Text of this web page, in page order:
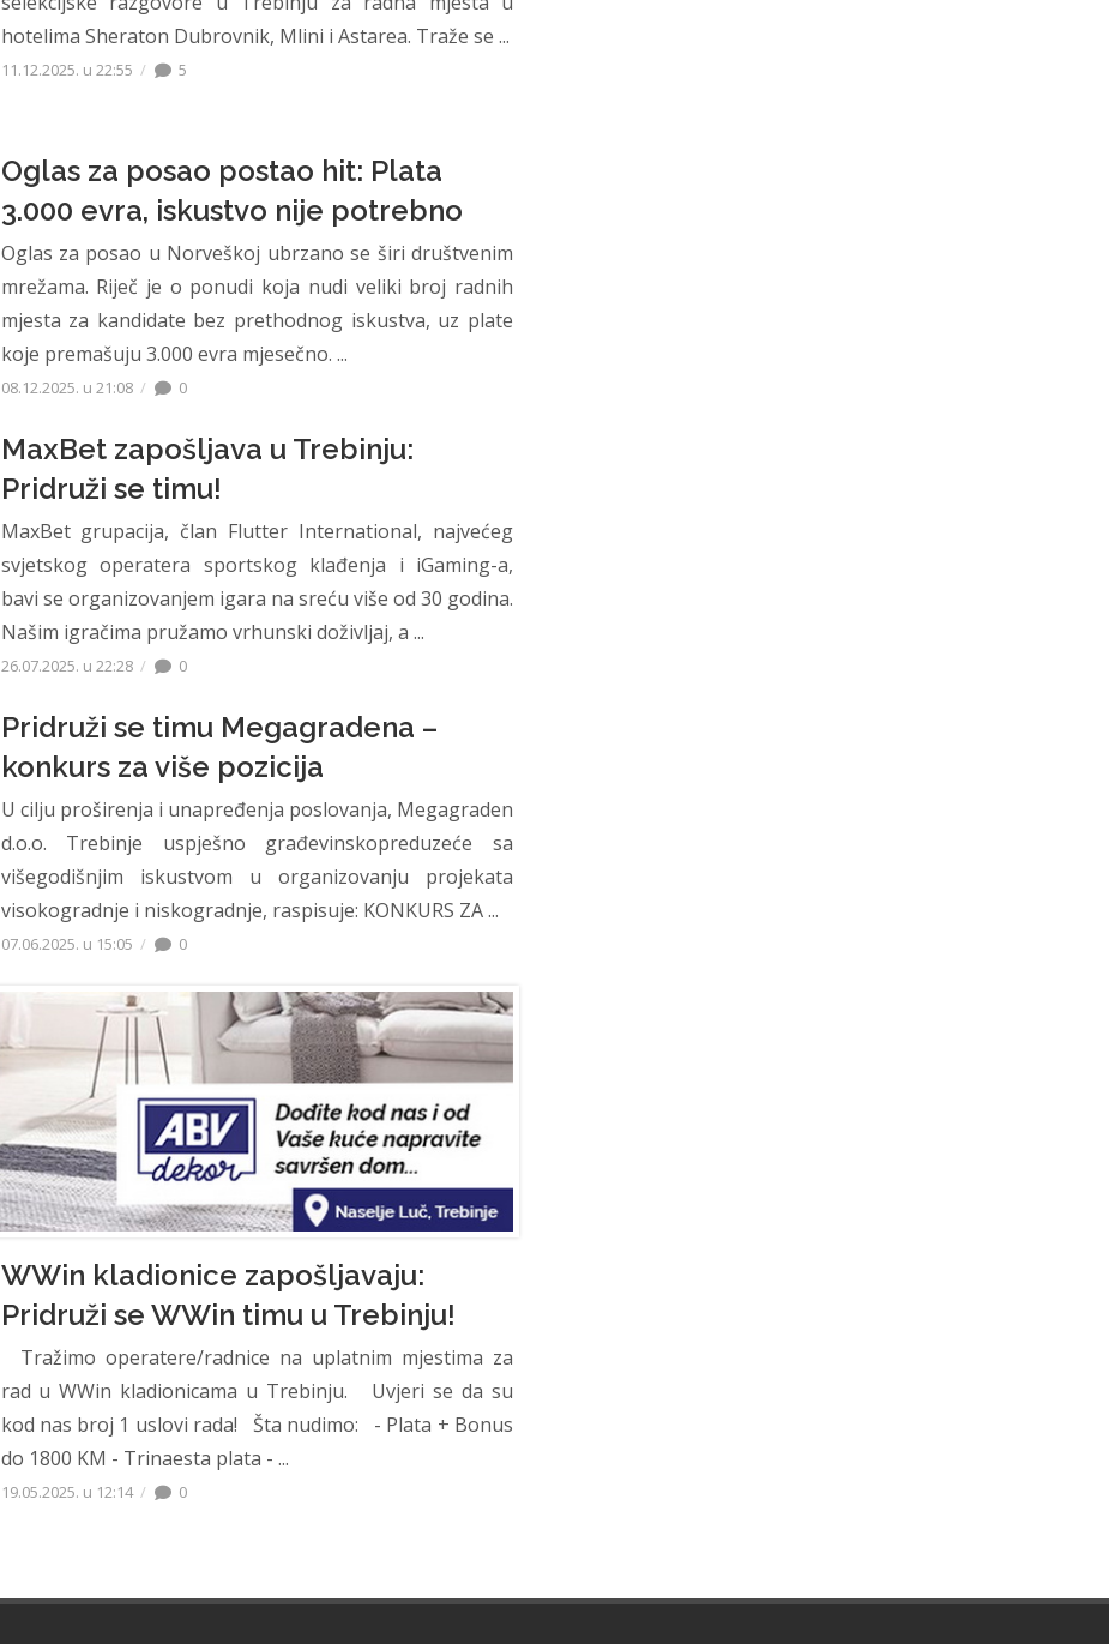
hotelima Sheraton Dubrovnik, Mlini i Astarea. Traže se ...
11.12.2025. u 22:55 5
Oglas za posao postao hit: Plata
3.000 evra, iskustvo nije potrebno
Oglas za posao u Norveškoj ubrzano se širi društvenim
mrežama. Riječ je o ponudi koja nudi veliki broj radnih
mjesta za kandidate bez prethodnog iskustva, uz plate
koje premašuju 3.000 evra mjesečno. ...
08.12.2025. u 21:08 0
MaxBet zapošljava u Trebinju:
Pridruži se timu!
MaxBet grupacija, član Flutter International, najvećeg
svjetskog operatera sportskog klađenja i iGaming-a,
bavi se organizovanjem igara na sreću više od 30 godina.
Našim igračima pružamo vrhunski doživljaj, a ...
26.07.2025. u 22:28 0
Pridruži se timu Megagradena –
konkurs za više pozicija
U cilju proširenja i unapređenja poslovanja, Megagraden
d.o.o. Trebinje uspješno građevinskopreduzeće sa
višegodišnjim iskustvom u organizovanju projekata
visokogradnje i niskogradnje, raspisuje: KONKURS ZA ...
07.06.2025. u 15:05 0
WWin kladionice zapošljavaju:
Pridruži se WWin timu u Trebinju!
Tražimo operatere/radnice na uplatnim mjestima za
rad u WWin kladionicama u Trebinju. Uvjeri se da su
kod nas broj 1 uslovi rada! Šta nudimo: - Plata + Bonus
do 1800 KM - Trinaesta plata - ...
19.05.2025. u 12:14 0